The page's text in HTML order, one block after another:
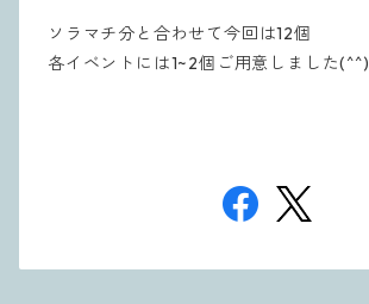
ソラマチ分と合わせて今回は12個
各イベントには1~2個ご用意しました(^^)